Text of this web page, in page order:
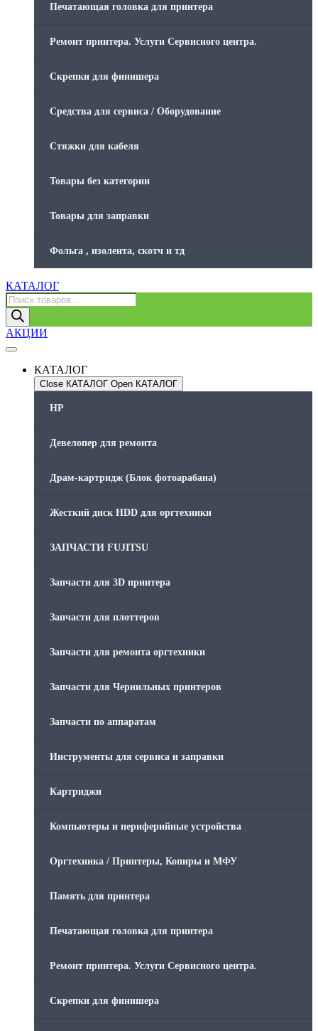
Печатающая головка для принтера
Ремонт принтера. Услуги Сервисного центра.
Скрепки для финишера
Средства для сервиса / Оборудование
Стяжки для кабеля
Товары без категории
Товары для заправки
Фольга , изолента, скотч и тд
КАТАЛОГ
Поиск
товаров
АКЦИИ
КАТАЛОГ
Close КАТАЛОГ Open КАТАЛОГ
HP
Девелопер для ремонта
Драм-картридж (Блок фотоарабана)
Жесткий диск HDD для оргтехники
ЗАПЧАСТИ FUJITSU
Запчасти для 3D принтера
Запчасти для плоттеров
Запчасти для ремонта оргтехники
Запчасти для Чернильных принтеров
Запчасти по аппаратам
Инструменты для сервиса и заправки
Картриджи
Компьютеры и периферийные устройства
Оргтехника / Принтеры, Копиры и МФУ
Память для принтера
Печатающая головка для принтера
Ремонт принтера. Услуги Сервисного центра.
Скрепки для финишера